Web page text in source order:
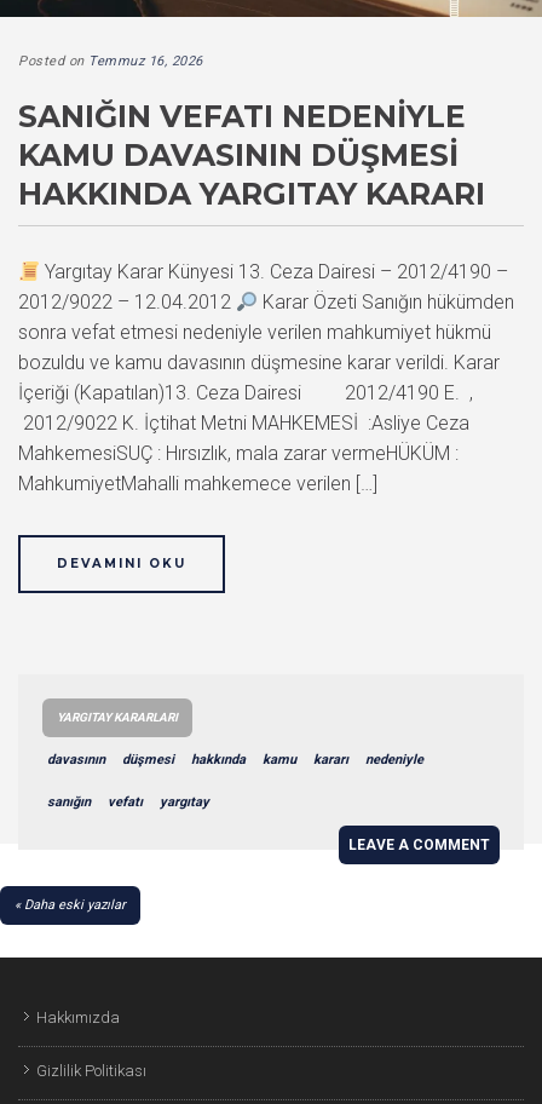
Posted on Temmuz 16, 2026
SANIĞIN VEFATI NEDENIYLE
KAMU DAVASININ DÜŞMESI
HAKKINDA YARGITAY KARARI
Yargıtay Karar Künyesi 13. Ceza Dairesi – 2012/4190 –
2012/9022 – 12.04.2012
Karar Özeti Sanığın hükümden
sonra vefat etmesi nedeniyle verilen mahkumiyet hükmü
bozuldu ve kamu davasının düşmesine karar verildi. Karar
İçeriği (Kapatılan)13. Ceza Dairesi 2012/4190 E. ,
2012/9022 K. İçtihat Metni MAHKEMESİ :Asliye Ceza
MahkemesiSUÇ : Hırsızlık, mala zarar vermeHÜKÜM :
MahkumiyetMahalli mahkemece verilen […]
DEVAMINI OKU
YARGITAY KARARLARI
davasının düşmesi hakkında kamu kararı nedeniyle
sanığın vefatı yargıtay
LEAVE A COMMENT
YAZI
Daha eski yazılar
Hakkımızda
Gizlilik Politikası